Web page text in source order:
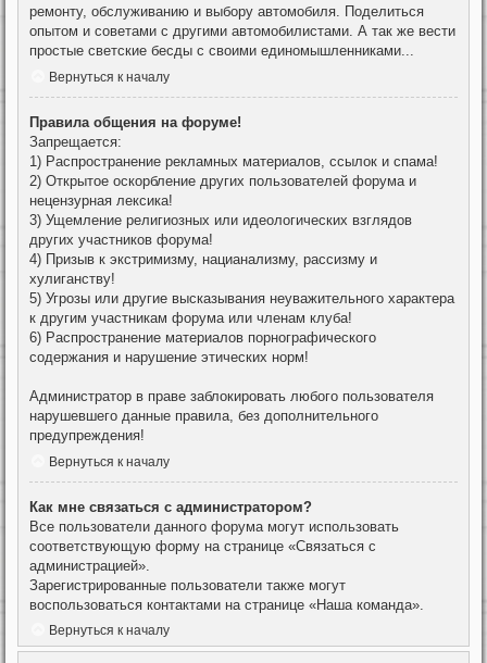
ремонту, обслуживанию и выбору автомобиля. Поделиться
опытом и советами с другими автомобилистами. А так же вести
простые светские бесды с своими единомышленниками...
Вернуться к началу
Правила общения на форуме!
Запрещается:
1) Распространение рекламных материалов, ссылок и спама!
2) Открытое оскорбление других пользователей форума и
нецензурная лексика!
3) Ущемление религиозных или идеологических взглядов
других участников форума!
4) Призыв к экстримизму, нацианализму, рассизму и
хулиганству!
5) Угрозы или другие высказывания неуважительного характера
к другим участникам форума или членам клуба!
6) Распространение материалов порнографического
содержания и нарушение этических норм!
Администратор в праве заблокировать любого пользователя
нарушевшего данные правила, без дополнительного
предупреждения!
Вернуться к началу
Как мне связаться с администратором?
Все пользователи данного форума могут использовать
соответствующую форму на странице «Связаться с
администрацией».
Зарегистрированные пользователи также могут
воспользоваться контактами на странице «Наша команда».
Вернуться к началу